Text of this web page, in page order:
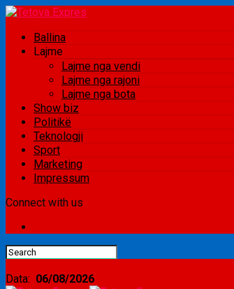
Ballina
Lajme
Lajme nga vendi
Lajme nga rajoni
Lajme nga bota
Show biz
Politikë
Teknologji
Sport
Marketing
Impressum
Connect with us
Data: 06/08/2026